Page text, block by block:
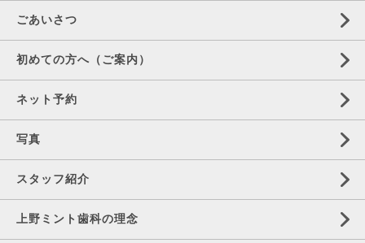
ごあいさつ
初めての方へ（ご案内）
ネット予約
写真
スタッフ紹介
上野ミント歯科の理念